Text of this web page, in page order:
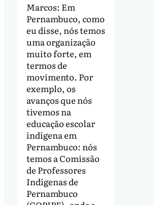
Marcos: Em
Pernambuco, como
eu disse, nós temos
uma organização
muito forte, em
termos de
movimento. Por
exemplo, os
avanços que nós
tivemos na
educação escolar
indígena em
Pernambuco: nós
temos a Comissão
de Professores
Indígenas de
Pernambuco